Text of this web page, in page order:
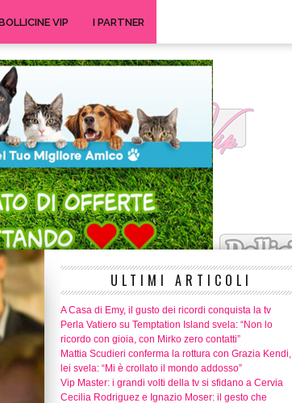
VIP I PARTNER
ULTIMI ARTICOLI
A Casa di Emy, il gusto dei ricordi conquista la tv
Perla Vatiero su Temptation Island svela: “Non lo
ricordo con gioia, con Mirko zero contatti”
Mattia Scudieri conferma la rottura con Grazia Kendi,
lei svela: “Mi è crollato il mondo addosso”
Vip Master: i grandi volti della tv si sfidano a Cervia
Cecilia Rodriguez e Ignazio Moser: il gesto che